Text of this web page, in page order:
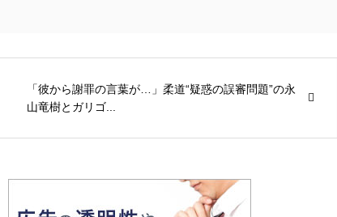
「彼から謝罪の言葉が…」柔道“疑惑の誤審問題”の永
山竜樹とガリゴ...